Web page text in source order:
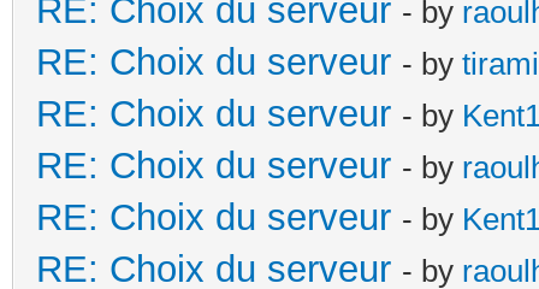
RE: Choix du serveur - by
RE: Choix du serveur - by
RE: Choix du serveur - by
RE: Choix du serveur - by
RE: Choix du serveur - by
RE: Choix du serveur - by